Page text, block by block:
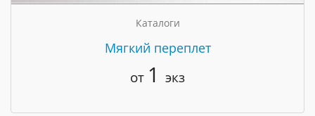
Каталоги
Мягкий переплет
от 1 экз